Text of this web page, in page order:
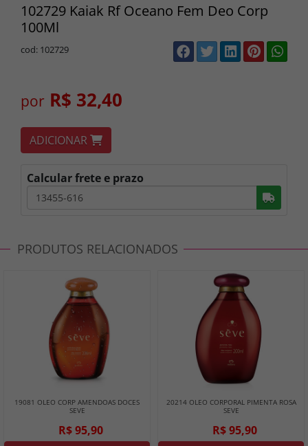
102729 Kaiak Rf Oceano Fem Deo Corp
100Ml
cod: 102729
por R$ 32,40
ADICIONAR
Calcular frete e prazo
PRODUTOS RELACIONADOS
19081 OLEO CORP AMENDOAS DOCES
SEVE
R$ 95,90
20214 OLEO CORPORAL PIMENTA ROSA
SEVE
R$ 95,90